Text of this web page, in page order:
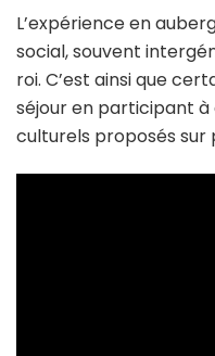
L’expérience en
social, souvent
roi. C’est ainsi que
séjour en participant
culturels proposés sur